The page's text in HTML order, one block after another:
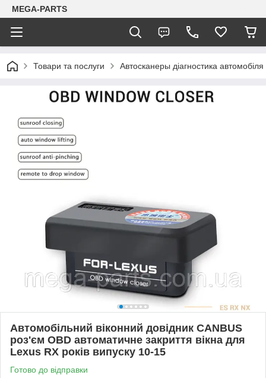
MEGA-PARTS
Товари та послуги Автосканеры діагностика автомобіля
Автомобільний віконний довідник CANBUS
роз'єм OBD автоматичне закриття вікна для
Lexus RX років випуску 10-15
Готово до відправки